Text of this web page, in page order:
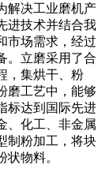
解决工业磨机产
进技术并结合我
市场需求，经过
。立磨采用了合
，集烘干、粉
磨工艺中，能够
标达到国际先进
、化工、非金属
制粉加工，将块
物料。